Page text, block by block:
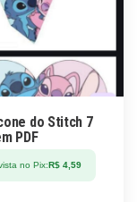
do Stitch 7
PDF
no Pix:R$ 4,59